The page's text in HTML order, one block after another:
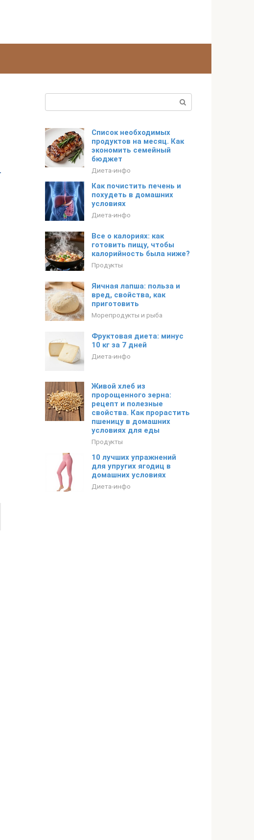
Список необходимых
продуктов на месяц. Как
экономить семейный
бюджет
Диета-инфо
Как почистить печень и
похудеть в домашних
условиях
Диета-инфо
Все о калориях: как
готовить пищу, чтобы
калорийность была ниже?
Продукты
Яичная лапша: польза и
вред, свойства, как
приготовить
Морепродукты и рыба
Фруктовая диета: минус
10 кг за 7 дней
Диета-инфо
Живой хлеб из
пророщенного зерна:
рецепт и полезные
свойства. Как прорастить
пшеницу в домашних
условиях для еды
Продукты
10 лучших упражнений
для упругих ягодиц в
домашних условиях
Диета-инфо